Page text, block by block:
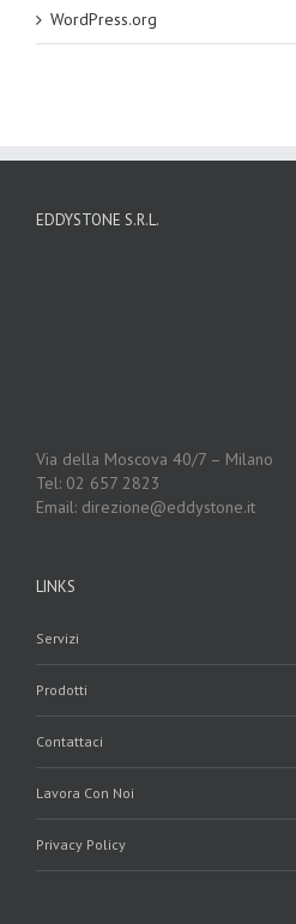
WordPress.org
EDDYSTONE S.R.L.
Via della Moscova 40/7 – Milano
Tel: 02 657 2823
Email: direzione@eddystone.it
LINKS
Servizi
Prodotti
Contattaci
Lavora Con Noi
Privacy Policy